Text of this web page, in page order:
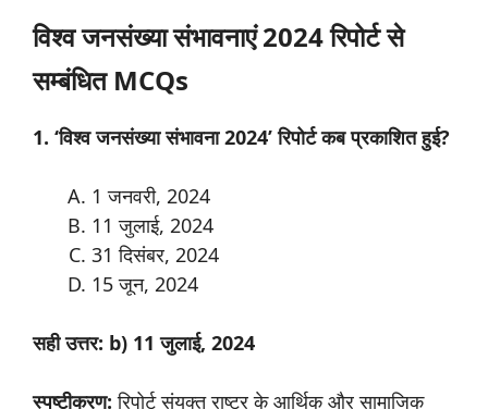
विश्वजनसंख्यासंभावनाएं 2024रिपोर्ट से
सम्बंधित MCQs
1. ‘विश्व जनसंख्या संभावना 2024’ रिपोर्ट कब प्रकाशित हुई?
1 जनवरी, 2024
11 जुलाई, 2024
31 दिसंबर, 2024
15 जून, 2024
सही उत्तर: b) 11 जुलाई, 2024
स्पष्टीकरण: रिपोर्ट संयुक्त राष्ट्र के आर्थिक और सामाजिक